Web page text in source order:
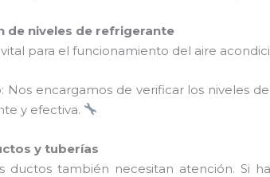
de niveles de refrigerante
para el funcionamiento del aire
: Nos encargamos de verificar los niveles
y efectiva.
y tuberías
ductos también necesitan atención. Si